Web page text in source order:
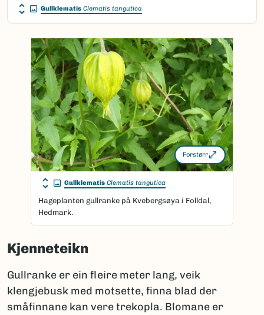
Gullklematis Clematis tangutica
Forstørr
Gullklematis Clematis tangutica
Hageplanten gullranke på Kvebergsøya i Folldal,
Hedmark.
Kjenneteikn
Gullranke er ein fleire meter lang, veik
klengjebusk med motsette, finna blad der
småfinnane kan vere trekopla. Blomane er